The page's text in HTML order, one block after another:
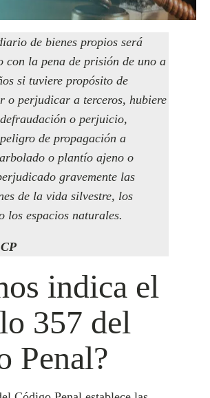
de bienes propios será
con la pena de prisión de uno a
si tuviere propósito de
o perjudicar a terceros, hubiere
o perjuicio,
de propagación a
o plantío ajeno o
gravemente las
de la vida silvestre, los
los espacios naturales.
indica el
357 del
Penal?